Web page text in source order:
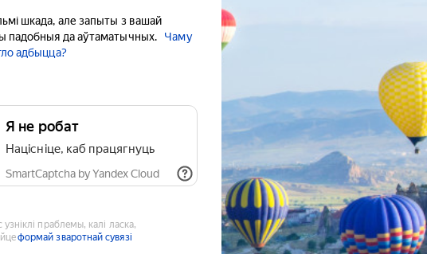
шкада, але запыты з вашай
падобныя да аўтаматычных.
Чаму
адбыцца?
Я не робат
Націсніце, каб працягнуць
SmartCaptcha by Yandex Cloud
узніклі праблемы, калі ласка,
формай зваротнай сувязі